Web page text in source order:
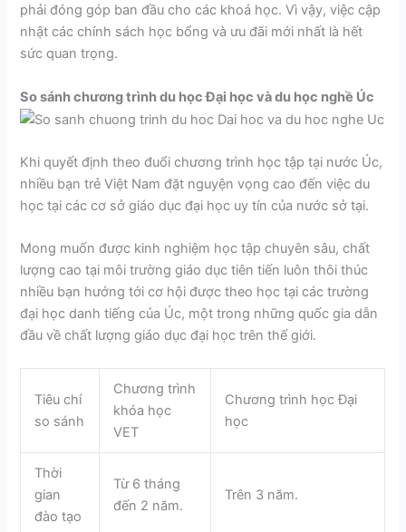
phải đóng góp ban đầu cho các khoá học. Vì vậy, việc cập
nhật các chính sách học bổng và ưu đãi mới nhất là hết
sức quan trọng.
So sánh chương trình du học Đại học và du học nghề Úc
Khi quyết định theo đuổi chương trình học tập tại nước Úc,
nhiều bạn trẻ Việt Nam đặt nguyện vọng cao đến việc du
học tại các cơ sở giáo dục đại học uy tín của nước sở tại.
Mong muốn được kinh nghiệm học tập chuyên sâu, chất
lượng cao tại môi trường giáo dục tiên tiến luôn thôi thúc
nhiều bạn hướng tới cơ hội được theo học tại các trường
đại học danh tiếng của Úc, một trong những quốc gia dẫn
đầu về chất lượng giáo dục đại học trên thế giới.
Tiêu chí
so sánh
Chương trình
khóa học
VET
Chương trình học Đại
học
Thời
gian
đào tạo
Từ 6 tháng
đến 2 năm.
Trên 3 năm.